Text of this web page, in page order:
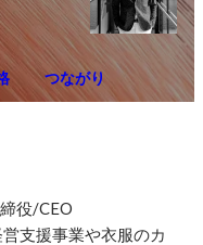
つながり
役/CEO
支援事業や衣服のカ